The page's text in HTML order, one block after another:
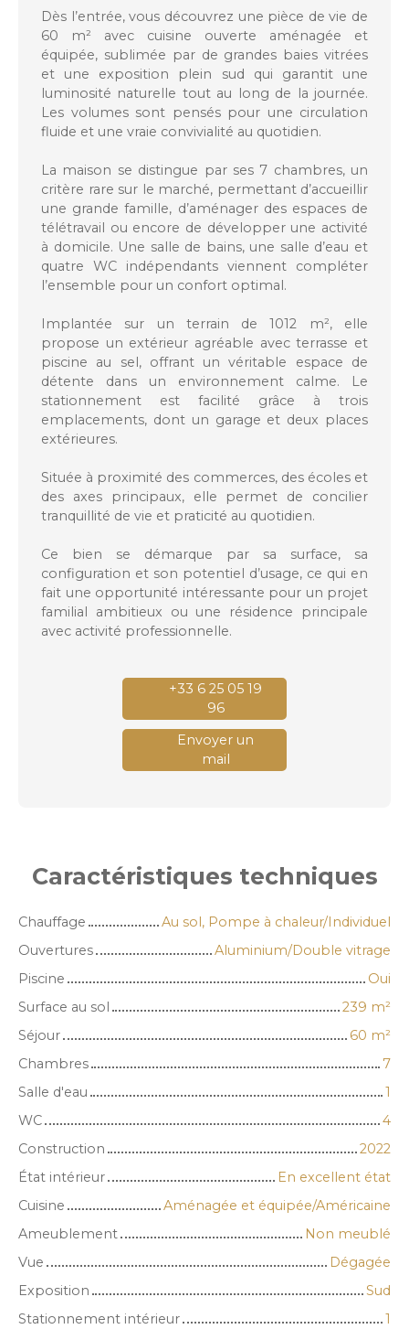
Dès l’entrée, vous découvrez une pièce de vie de
60 m² avec cuisine ouverte aménagée et
équipée, sublimée par de grandes baies vitrées
et une exposition plein sud qui garantit une
luminosité naturelle tout au long de la journée.
Les volumes sont pensés pour une circulation
fluide et une vraie convivialité au quotidien.
La maison se distingue par ses 7 chambres, un
critère rare sur le marché, permettant d’accueillir
une grande famille, d’aménager des espaces de
télétravail ou encore de développer une activité
à domicile. Une salle de bains, une salle d’eau et
quatre WC indépendants viennent compléter
l’ensemble pour un confort optimal.
Implantée sur un terrain de 1012 m², elle
propose un extérieur agréable avec terrasse et
piscine au sel, offrant un véritable espace de
détente dans un environnement calme. Le
stationnement est facilité grâce à trois
emplacements, dont un garage et deux places
extérieures.
Située à proximité des commerces, des écoles et
des axes principaux, elle permet de concilier
tranquillité de vie et praticité au quotidien.
Ce bien se démarque par sa surface, sa
configuration et son potentiel d’usage, ce qui en
fait une opportunité intéressante pour un projet
familial ambitieux ou une résidence principale
avec activité professionnelle.
+33 6 25 05 19
96
Envoyer un
mail
Caractéristiques techniques
Chauffage
Au sol, Pompe à chaleur/Individuel
Ouvertures
Aluminium/Double vitrage
Piscine
Oui
Surface au sol
239 m²
Séjour
60 m²
Chambres
7
Salle d'eau
1
WC
4
Construction
2022
État intérieur
En excellent état
Cuisine
Aménagée et équipée/Américaine
Ameublement
Non meublé
Vue
Dégagée
Exposition
Sud
Stationnement intérieur
1